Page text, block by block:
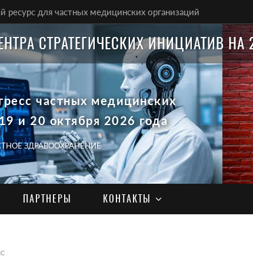
для частных медицинских организаций
СТРАТЕГИЧЕСКИХ ИНИЦИАТИВ НА
частных медицинских
и 20 октября 2026 года
ЗДРАВООХРАНЕНИЕ
ПАРТНЕРЫ КОНТАКТЫ